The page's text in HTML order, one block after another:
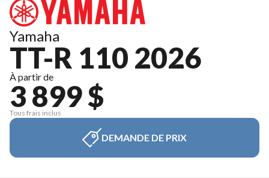
Yamaha
TT-R 110 2026
À partir de
3 899 $
Tous frais inclus
DEMANDE DE PRIX